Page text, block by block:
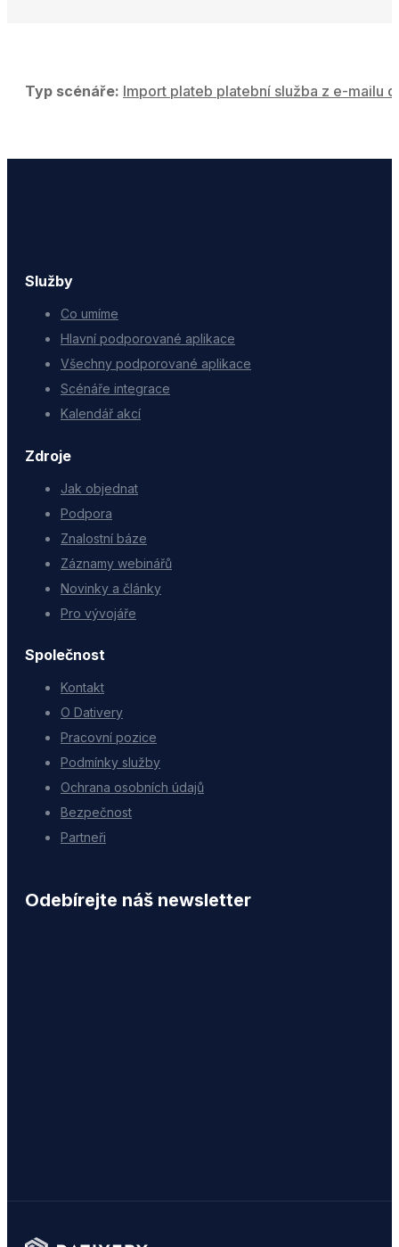
Typ scénáře: Import plateb platební služba z e-mailu
Služby
Co umíme
Hlavní podporované aplikace
Všechny podporované aplikace
Scénáře integrace
Kalendář akcí
Zdroje
Jak objednat
Podpora
Znalostní báze
Záznamy webinářů
Novinky a články
Pro vývojáře
Společnost
Kontakt
O Dativery
Pracovní pozice
Podmínky služby
Ochrana osobních údajů
Bezpečnost
Partneři
Odebírejte náš newsletter